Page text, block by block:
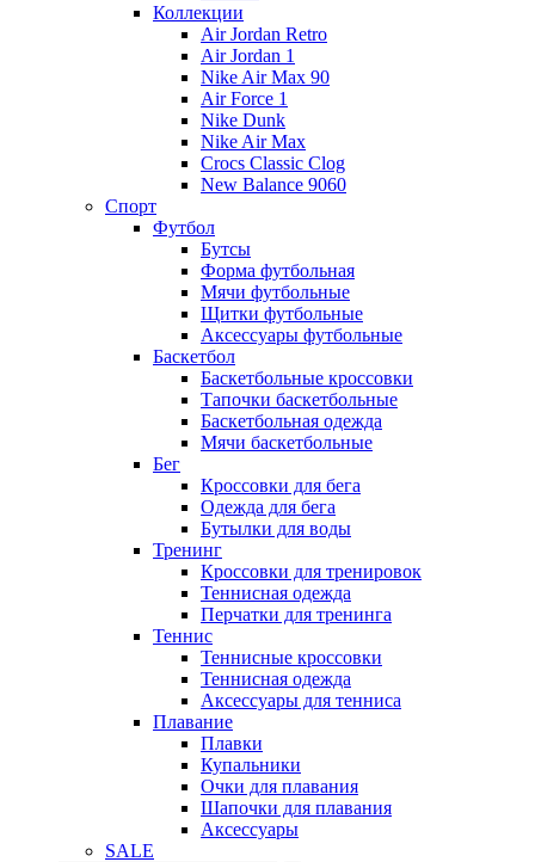
Коллекции
Air Jordan Retro
Air Jordan 1
Nike Air Max 90
Air Force 1
Nike Dunk
Nike Air Max
Crocs Classic Clog
New Balance 9060
Спорт
Футбол
Бутсы
Форма футбольная
Мячи футбольные
Щитки футбольные
Аксессуары футбольные
Баскетбол
Баскетбольные кроссовки
Тапочки баскетбольные
Баскетбольная одежда
Мячи баскетбольные
Бег
Кроссовки для бега
Одежда для бега
Бутылки для воды
Тренинг
Кроссовки для тренировок
Теннисная одежда
Перчатки для тренинга
Теннис
Теннисные кроссовки
Теннисная одежда
Аксессуары для тенниса
Плавание
Плавки
Купальники
Очки для плавания
Шапочки для плавания
Аксессуары
SALE